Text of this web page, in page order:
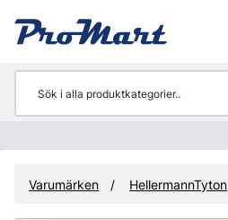
Varumärken HellermannTyton